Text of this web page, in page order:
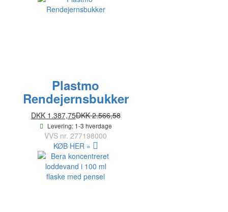
Plastmo
Rendejernsbukker
DKK 1.387,75DKK 2.566,58
Levering: 1-3 hverdage
VVS nr. 277198000
KØB HER »